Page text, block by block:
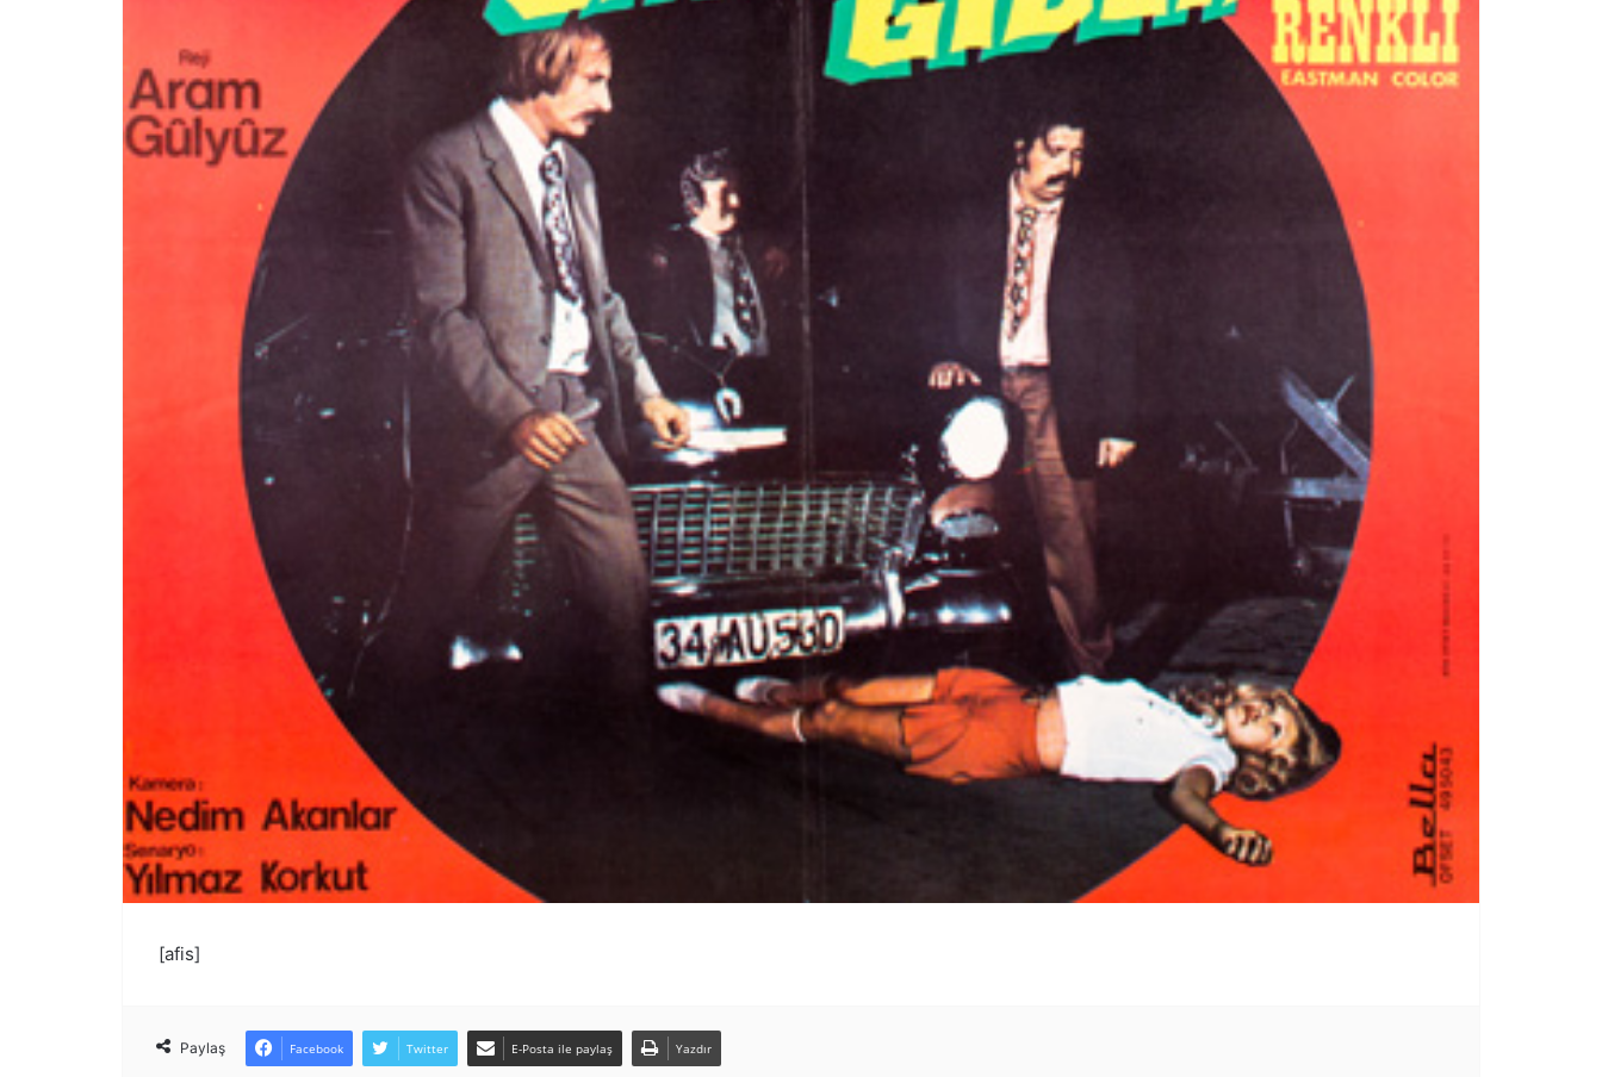
[afis]
Paylaş Facebook Twitter E-Posta ile paylaş Yazdır